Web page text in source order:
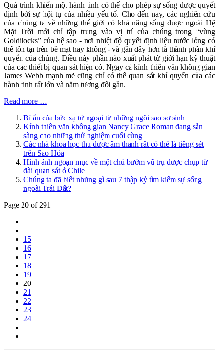
Quá trình khiến một hành tinh có thể cho phép sự sống được quyết
định bởi sự hội tụ của nhiều yếu tố. Cho đến nay, các nghiên cứu
của chúng ta về những thế giới có khả năng sống được ngoài Hệ
Mặt Trời mới chỉ tập trung vào vị trí của chúng trong “vùng
Goldilocks” của hệ sao - nơi nhiệt độ quyết định liệu nước lỏng có
thể tồn tại trên bề mặt hay không - và gần đây hơn là thành phần khí
quyển của chúng. Điều này phần nào xuất phát từ giới hạn kỹ thuật
của các thiết bị quan sát hiện có. Ngay cả kính thiên văn không gian
James Webb mạnh mẽ cũng chỉ có thể quan sát khí quyển của các
hành tinh rất lớn và nằm tương đối gần.
Read more …
Bí ẩn của bức xạ tử ngoại từ những ngôi sao sơ sinh
Kính thiên văn không gian Nancy Grace Roman đang sẵn
sàng cho những thử nghiệm cuối cùng
Các nhà khoa học thu được âm thanh rất có thể là tiếng sét
trên Sao Hỏa
Hình ảnh ngoạn mục về một chú bướm vũ trụ được chụp từ
đài quan sát ở Chile
Chúng ta đã biết những gì sau 7 thập kỷ tìm kiếm sự sống
ngoài Trái Đất?
Page 20 of 291
15
16
17
18
19
20
21
22
23
24